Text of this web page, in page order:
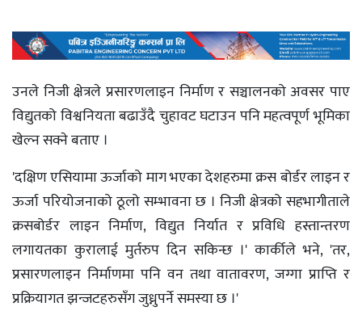
उनले निजी क्षेत्रले प्रसारणलाइन निर्माण र सञ्चालनको अवसर पाए
विद्युतको विश्वनियता बढाउँदै चुहावट घटाउन पनि महत्वपूर्ण भूमिका
खेल्न सक्ने बताए ।
'दक्षिण एसियामा ऊर्जाको माग भएका देशहरुमा क्रस बोर्डर लाइन र
ऊर्जा परियोजनाको ठूलो सम्भावना छ । निजी क्षेत्रको सहभागीताले
क्रसबोर्डर लाइन निर्माण, विद्युत निर्यात र प्रविधि हस्तान्तरण
लगायतका कुरालाई मुर्तरुप दिन सकिन्छ ।' कार्कीले भने, 'तर,
प्रसारणलाइन निर्माणमा पनि वन तथा वातावरण, जग्गा प्राप्ति र
प्रक्रियागत झन्जटहरुसँग जुध्नुपर्ने समस्या छ ।'